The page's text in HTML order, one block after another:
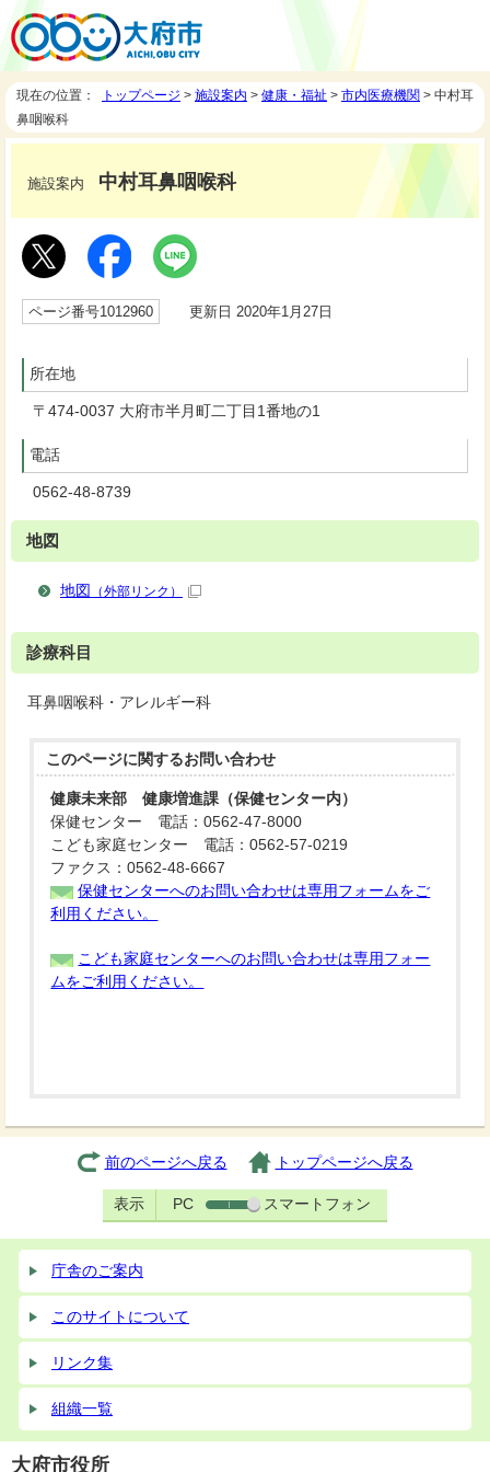
現在の位置： トップページ > 施設案内 > 健康・福祉 > 市内医療機関 > 中村耳
鼻咽喉科
施設案内 中村耳鼻咽喉科
ページ番号1012960 更新日 2020年1月27日
所在地
〒474-0037 大府市半月町二丁目1番地の1
電話
0562-48-8739
地図
地図 （外部リンク）
診療科目
耳鼻咽喉科・アレルギー科
このページに関するお問い合わせ
健康未来部 健康増進課（保健センター内）
保健センター 電話：0562-47-8000
こども家庭センター 電話：0562-57-0219
ファクス：0562-48-6667
保健センターへのお問い合わせは専用フォームをご
利用ください。
こども家庭センターへのお問い合わせは専用フォー
ムをご利用ください。
前のページへ戻る トップページへ戻る
表示 PC スマートフォン
庁舎のご案内
このサイトについて
リンク集
組織一覧
大府市役所